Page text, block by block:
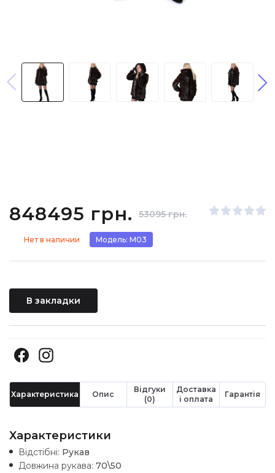
848495 грн. 53095 грн.
Нет в наличии Модель: М03
В закладки
Характеристика Опис
Відгуки
(0)
Доставка
і оплата
Гарантія
Характеристики
Відстібні: Рукав
Довжина рукава: 70\50